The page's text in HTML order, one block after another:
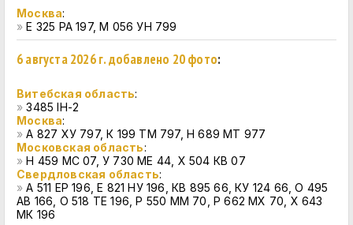
Москва:
»Е 325 РА 197, М 056 УН 799
6 августа 2026 г. добавлено 20 фото:
Витебская область:
»3485 IH-2
Москва:
»А 827 ХУ 797, К 199 ТМ 797, Н 689 МТ 977
Московская область:
»Н 459 МС 07, У 730 МЕ 44, Х 504 КВ 07
Свердловская область:
»А 511 ЕР 196, Е 821 НУ 196, КВ 895 66, КУ 124 66, О 495
АВ 166, О 518 ТЕ 196, Р 550 ММ 70, Р 662 МХ 70, Х 643
МК 196